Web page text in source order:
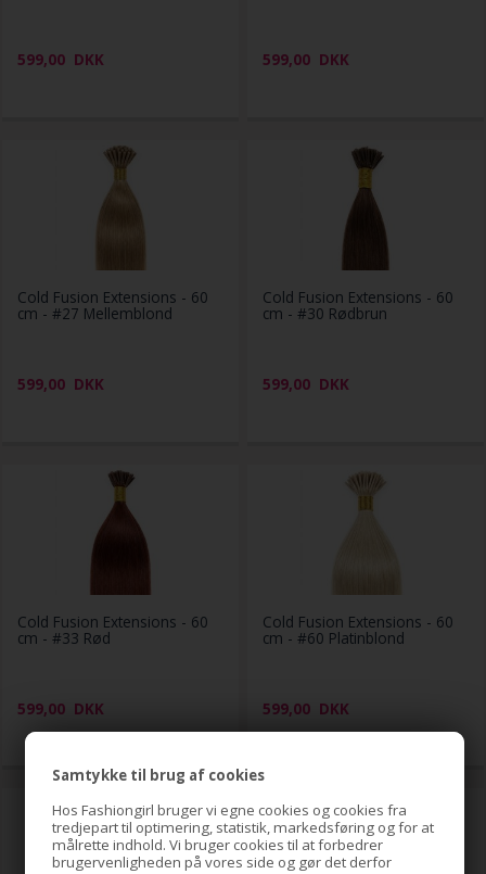
Samtykke til brug af cookies
Hos Fashiongirl bruger vi egne cookies og cookies fra
tredjepart til optimering, statistik, markedsføring og for at
målrette indhold. Vi bruger cookies til at forbedrer
brugervenligheden på vores side og gør det derfor
599,00 DKK 599,00 DKK
Cold Fusion Extensions - 60
cm - #27 Mellemblond
599,00 DKK
Cold Fusion Extensions - 60
cm - #30 Rødbrun
599,00 DKK
Cold Fusion Extensions - 60
cm - #33 Rød
599,00 DKK
Cold Fusion Extensions - 60
cm - #60 Platinblond
599,00 DKK